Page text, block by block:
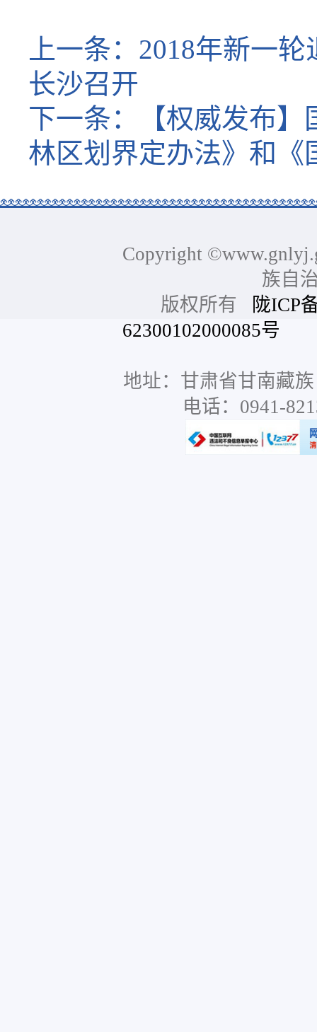
上一条： 2018年新一
长沙召开
下一条：
【权威发布
林区划界定办法》和《
Copyright
族自
版权所有
陇ICP
62300102000085号
地址：甘肃省甘南藏
电话：0941-